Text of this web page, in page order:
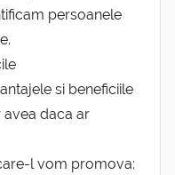
persoanele
si beneficiile
daca ar
l vom promova: